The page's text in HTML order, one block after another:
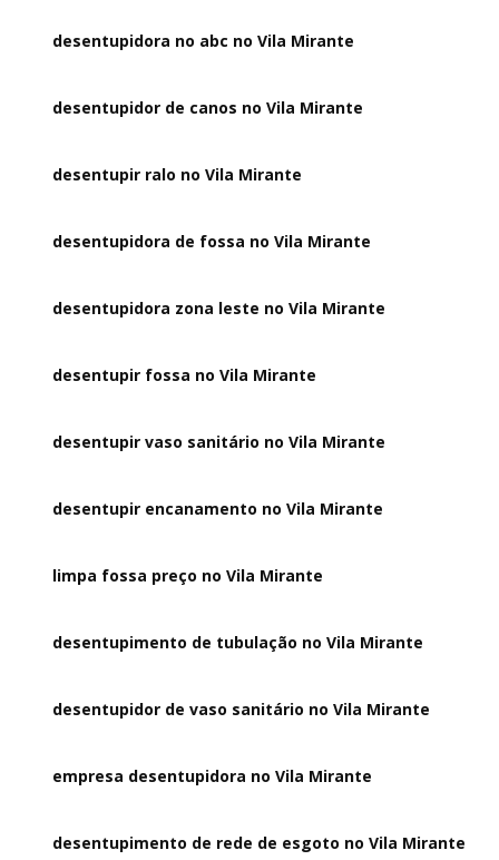
desentupidora no abc no Vila Mirante
desentupidor de canos no Vila Mirante
desentupir ralo no Vila Mirante
desentupidora de fossa no Vila Mirante
desentupidora zona leste no Vila Mirante
desentupir fossa no Vila Mirante
desentupir vaso sanitário no Vila Mirante
desentupir encanamento no Vila Mirante
limpa fossa preço no Vila Mirante
desentupimento de tubulação no Vila Mirante
desentupidor de vaso sanitário no Vila Mirante
empresa desentupidora no Vila Mirante
desentupimento de rede de esgoto no Vila Mirante